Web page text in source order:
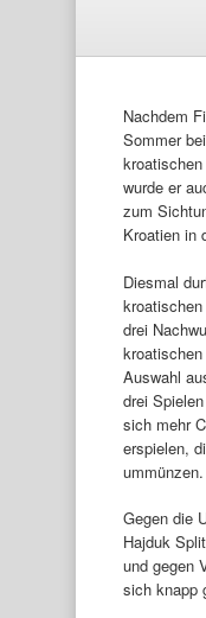
Nachdem
Sommer
wurde er
zum
Kroatien in
Diesmal
drei
Auswahl
drei
sich mehr
erspielen,
ummünzen.
Gegen die
Hajduk
und gegen
sich knapp